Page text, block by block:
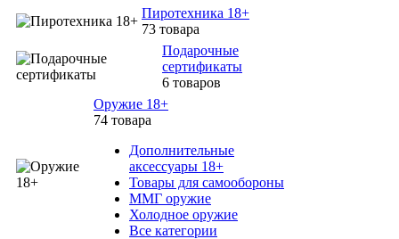
Пиротехника 18+
73 товара
Подарочные
сертификаты
6 товаров
Оружие 18+
74 товара
Дополнительные
аксессуары 18+
Товары для самообороны
ММГ оружие
Холодное оружие
Все категории